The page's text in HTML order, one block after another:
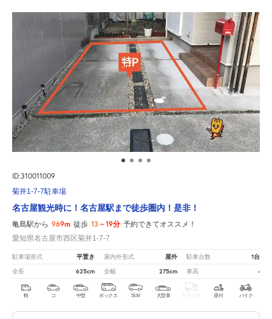
ID:310011009
菊井1-7-7駐車場
名古屋観光時に！名古屋駅まで徒歩圏内！是非！
亀島駅から 969m 徒歩 13～19分 予約できてオススメ！
愛知県名古屋市西区菊井1-7-7
駐車場形式 平置き 屋内外形式 屋外 駐車台数 1台
全長 625cm 全幅 275cm 車高 -
軽 コ 中型 ボックス SUV 大型車 トラック 原付 バイク